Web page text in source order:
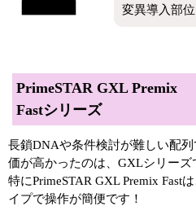
変異導入部
PrimeSTAR GXL Premix
Fastシリーズ
長鎖DNAや条件検討が難しい配
価が高かったのは、GXLシリーズ
特にPrimeSTAR GXL Premix Fast
イプで操作が簡便です！